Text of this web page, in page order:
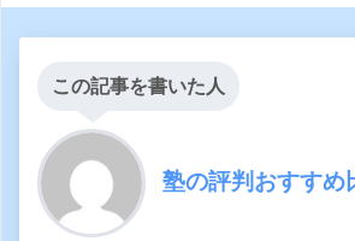
この記事を書いた人
塾の評判おすすめ